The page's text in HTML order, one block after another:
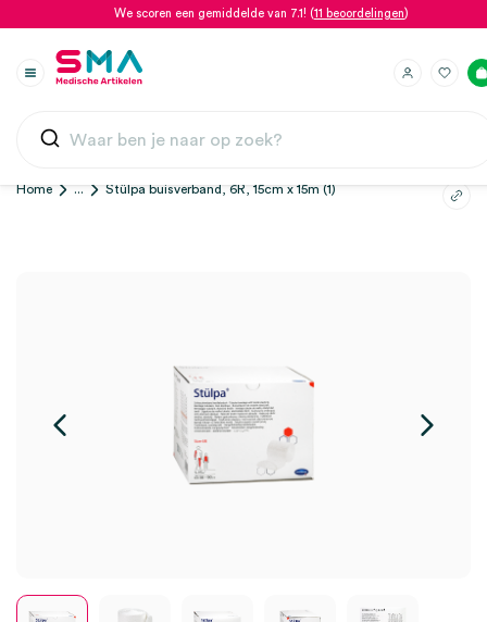
We scoren een gemiddelde van 7.1! (11 beoordelingen)
Home ... Stülpa buisverband, 6R, 15cm x 15m (1)